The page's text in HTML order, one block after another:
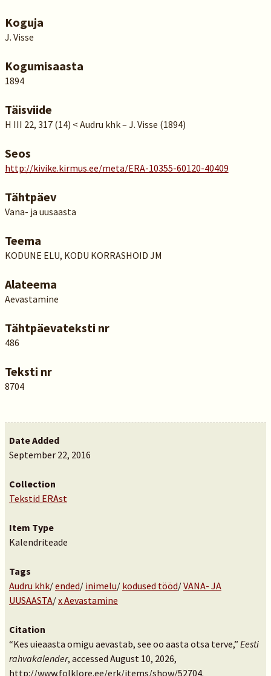
Koguja
J. Visse
Kogumisaasta
1894
Täisviide
H III 22, 317 (14) < Audru khk – J. Visse (1894)
Seos
http://kivike.kirmus.ee/meta/ERA-10355-60120-40409
Tähtpäev
Vana- ja uusaasta
Teema
KODUNE ELU, KODU KORRASHOID JM
Alateema
Aevastamine
Tähtpäevateksti nr
486
Teksti nr
8704
Date Added
September 22, 2016
Collection
Tekstid ERAst
Item Type
Kalendriteade
Tags
Audru khk/ended/ inimelu/ kodused tööd/VANA- JA
UUSAASTA/x Aevastamine
Citation
“Kes uieaasta omigu aevastab, see oo aasta otsa terve,” Eesti
rahvakalender, accessed August 10, 2026,
http://www.folklore.ee/erk/items/show/52704.